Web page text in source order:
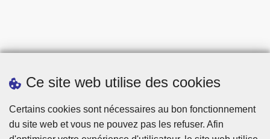
Ce site web utilise des cookies
Certains cookies sont nécessaires au bon fonctionnement
du site web et vous ne pouvez pas les refuser. Afin
Statistiques